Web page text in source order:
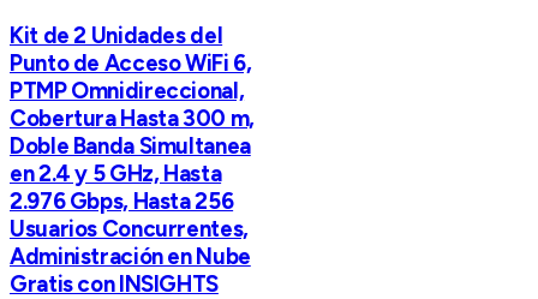
Kit de 2 Unidades del
Punto de Acceso WiFi 6,
PTMP Omnidireccional,
Cobertura Hasta 300 m,
Doble Banda Simultanea
en 2.4 y 5 GHz, Hasta
2.976 Gbps, Hasta 256
Usuarios Concurrentes,
Administración en Nube
Gratis con INSIGHTS